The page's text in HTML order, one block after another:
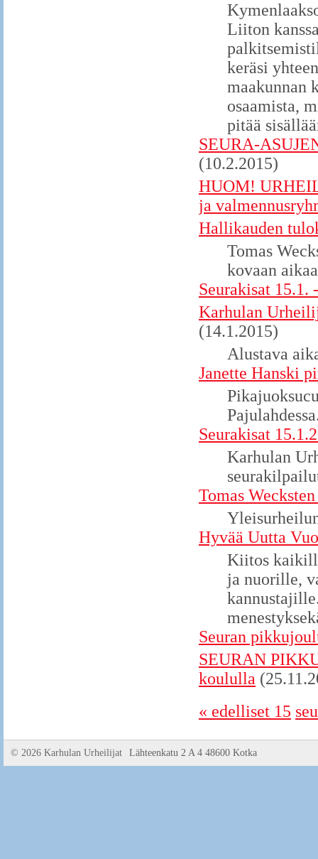
Liiton
keräsi
maakunnan
osaamista,
pitää
SEURA-
(10.2.2015)
HUOM!
ja
Hallikauden
Tomas
kovaan
Seurakisat 15.1.
Karhulan
(14.1.2015)
Alustava
Janette Hanski
Seurakisat
Karhulan
Tomas
Hyvää Uutta
Kiitos
ja nuorille,
Seuran
SEURAN
koululla
« edelliset 15
© 2026 Karhulan Urheilijat Lähteenkatu 2 A 4 48600 Kotka